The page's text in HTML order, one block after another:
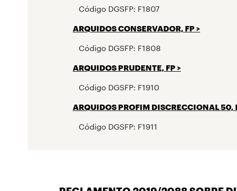
Código DGSFP: F1807
ARQUIDOS CONSERVADOR, FP >
Código DGSFP: F1808
ARQUIDOS PRUDENTE, FP >
Código DGSFP: F1910
ARQUIDOS PROFIM DISCRECCIONAL 50,
Código